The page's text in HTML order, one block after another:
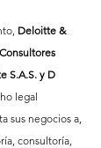
Deloitte &
S.A.S. y D
legal
sus negocios a,
consultoría,